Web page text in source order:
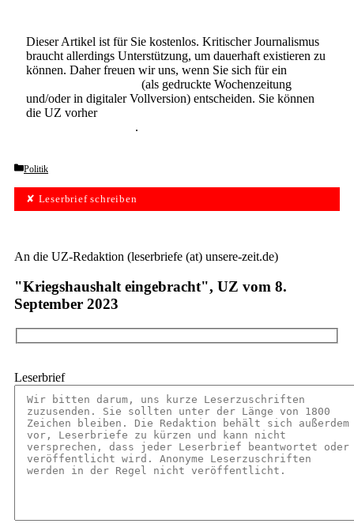
Dieser Artikel ist für Sie kostenlos. Kritischer Journalismus
braucht allerdings Unterstützung, um dauerhaft existieren zu
können. Daher freuen wir uns, wenn Sie sich für ein
(als gedruckte Wochenzeitung
und/oder in digitaler Vollversion) entscheiden. Sie können
die UZ vorher
.
Categories
Politik
✘ Leserbrief schreiben
An die UZ-Redaktion (leserbriefe (at) unsere-zeit.de)
"Kriegshaushalt ­eingebracht", UZ vom 8.
September 2023
Leserbrief